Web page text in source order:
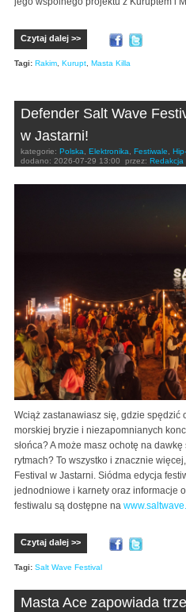
Czytaj dalej >>
Tagi: Rakim Kurupt Masta Killa
Defender Salt Wave
w Jastarni!
kategorie: Polska Elektronika Festiwale
dodano: 2026-07-29 13:00 przez: Redakcja
Wciąż zastanawiasz się, gdzie spędzić
morskiej bryzie i niezapomnianych
słońca? A może masz ochotę na
rytmach? To wszystko i znacznie
Festival w Jastarni. Siódma edycja
jednodniowe i karnety oraz informacje
festiwalu są dostępne na
Czytaj dalej >>
Tagi: Salt Wave Festival
Masta Ace zapowiada